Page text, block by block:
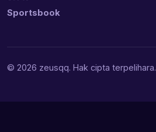
Sportsbook
© 2026 zeusqq. Hak cipta terpelihara.